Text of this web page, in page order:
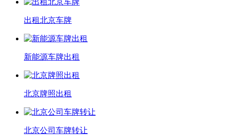
出租北京车牌
新能源车牌出租
北京牌照出租
北京公司车牌转让